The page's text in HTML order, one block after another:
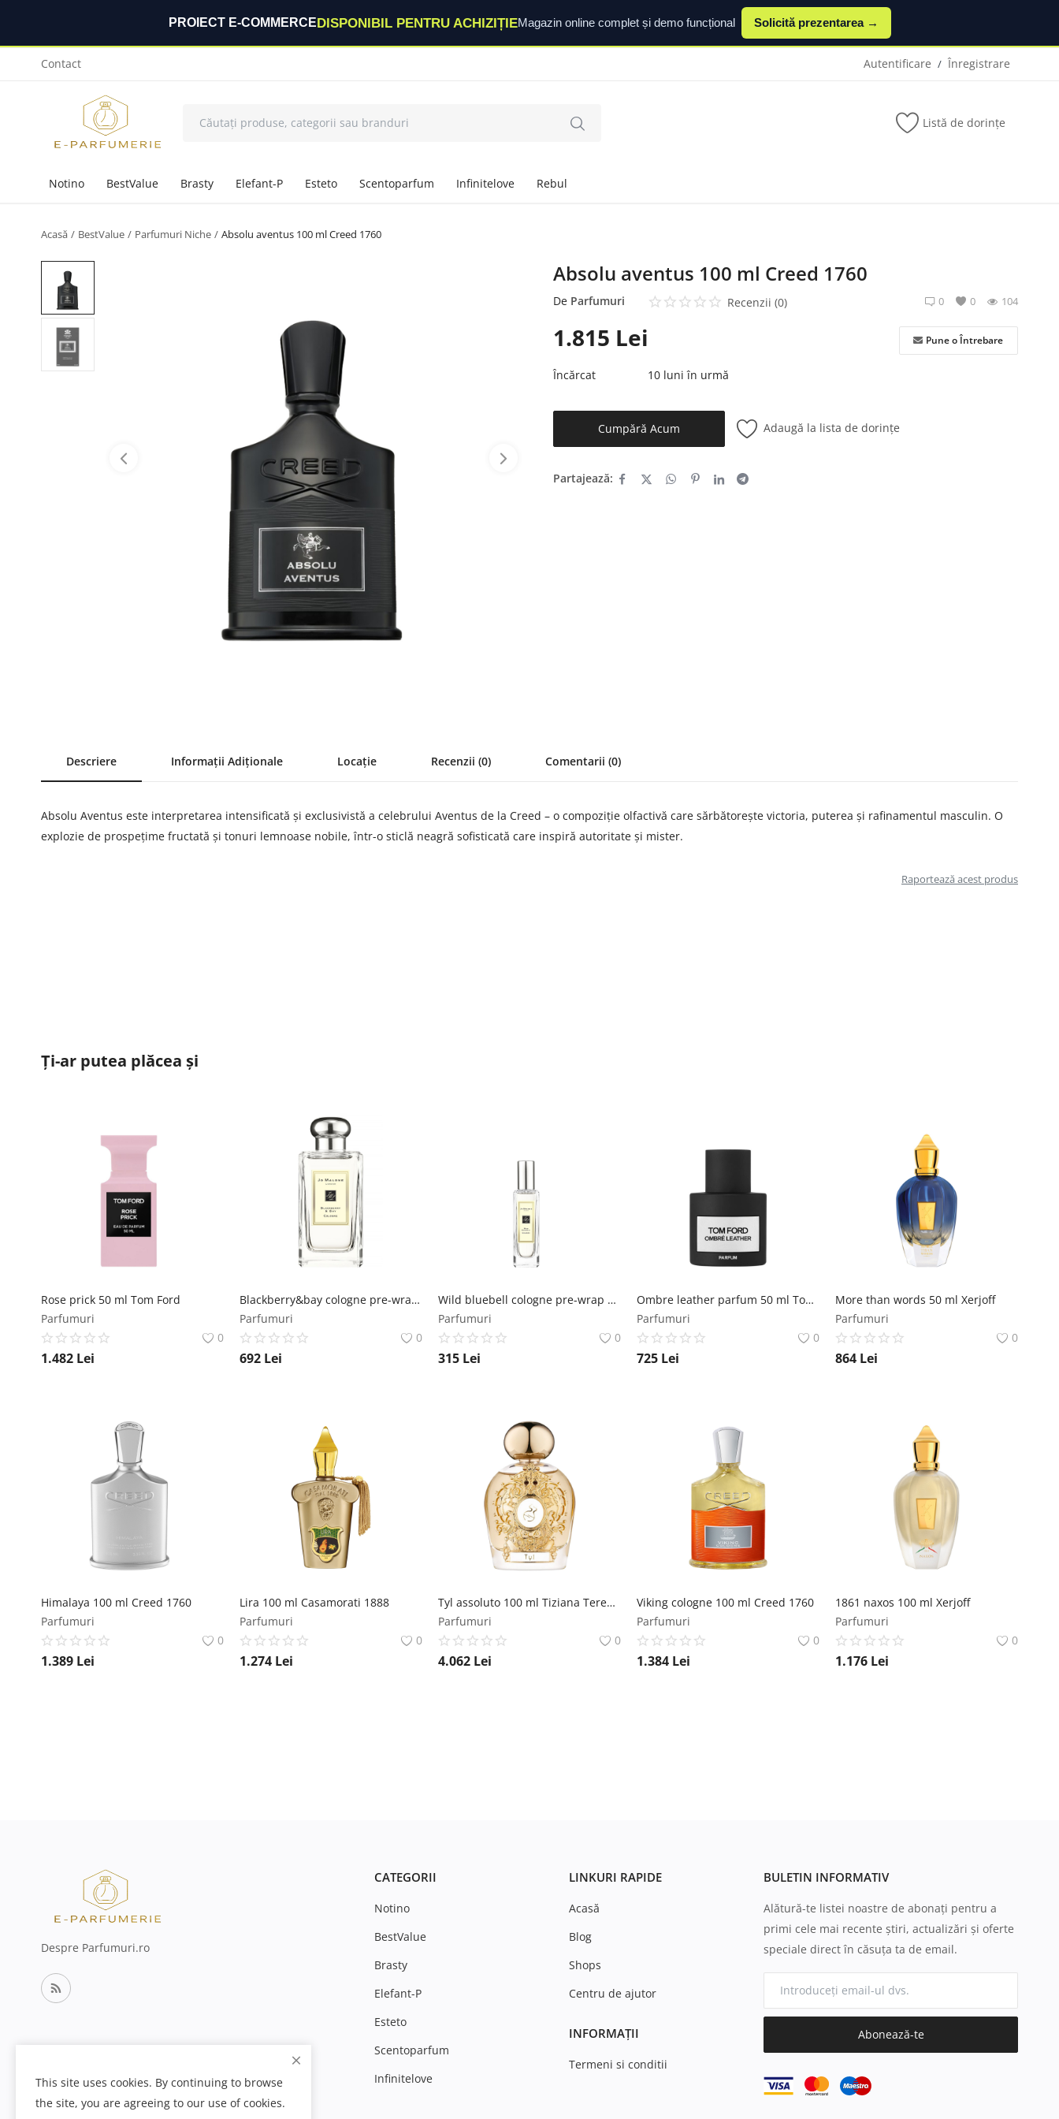
PROIECT E-COMMERCEDISPONIBIL PENTRU ACHIZIȚIEMagazin online complet și demo funcțional Solicită prezentarea →
Contact Autentificare / Înregistrare
Listă de dorințe
Notino BestValue Brasty Elefant-P Esteto Scentoparfum Infinitelove Rebul
Acasă BestValue Parfumuri Niche Absolu aventus 100 ml Creed 1760
Absolu aventus 100 ml Creed 1760
De Parfumuri Recenzii (0) 0 0 104
1.815 Lei Pune o Întrebare
Încărcat 10 luni în urmă
Cumpără Acum Adaugă la lista de dorințe
Partajează:
Descriere Informații Adiționale Locație Recenzii (0) Comentarii (0)
Absolu Aventus este interpretarea intensificată și exclusivistă a celebrului Aventus de la Creed – o compoziție olfactivă care sărbătorește victoria, puterea și rafinamentul masculin. O
explozie de prospețime fructată și tonuri lemnoase nobile, într-o sticlă neagră sofisticată care inspiră autoritate și mister.
Raportează acest produs
Ți-ar putea plăcea și
Rose prick 50 ml Tom Ford
Parfumuri
0
1.482 Lei
Blackberry&bay cologne pre-wrap 100 ml Jo Malone London
Parfumuri
0
692 Lei
Wild bluebell cologne pre-wrap 30 ml Jo Malone London
Parfumuri
0
315 Lei
Ombre leather parfum 50 ml Tom Ford
Parfumuri
0
725 Lei
More than words 50 ml Xerjoff
Parfumuri
0
864 Lei
Himalaya 100 ml Creed 1760
Parfumuri
0
1.389 Lei
Lira 100 ml Casamorati 1888
Parfumuri
0
1.274 Lei
Tyl assoluto 100 ml Tiziana Terenzi
Parfumuri
0
4.062 Lei
Viking cologne 100 ml Creed 1760
Parfumuri
0
1.384 Lei
1861 naxos 100 ml Xerjoff
Parfumuri
0
1.176 Lei
Despre Parfumuri.ro
CATEGORII
Notino
BestValue
Brasty
Elefant-P
Esteto
Scentoparfum
Infinitelove
LINKURI RAPIDE
Acasă
Blog
Shops
Centru de ajutor
INFORMAȚII
Termeni si conditii
BULETIN INFORMATIV
Alătură-te listei noastre de abonați pentru a
primi cele mai recente știri, actualizări și oferte
speciale direct în căsuța ta de email.
Abonează-te
This site uses cookies. By continuing to browse
the site, you are agreeing to our use of cookies.